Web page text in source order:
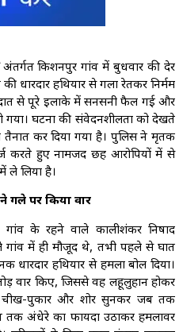
अंतर्गत किशनपुर गांव में बुधवार की देर
धारदार हथियार से गला रेतकर निर्मम
से पूरे इलाके में सनसनी फैल गई और
गया। घटना की संवेदनशीलता को देखते
कर दिया गया है। पुलिस ने मृतक
करते हुए नामजद छह आरोपियों में से
ले लिया है।
गले पर किया वार
गांव के रहने वाले कालीशंकर निषाद
में ही मौजूद थे, तभी पहले से घात
हथियार से हमला बोल दिया।
वार किए, जिससे वह लहूलुहान होकर
चीख-पुकार और शोर सुनकर जब तक
तक अंधेरे का फायदा उठाकर हमलावर